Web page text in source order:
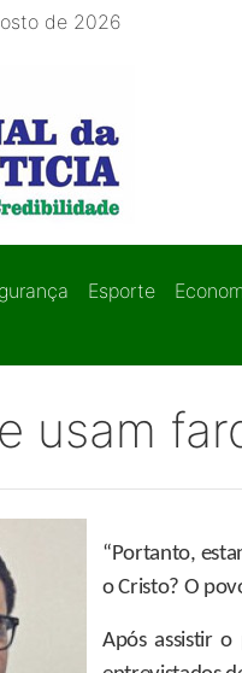
de 2026
Esporte
usam
“Portanto,
o Cristo? O
Após assistir